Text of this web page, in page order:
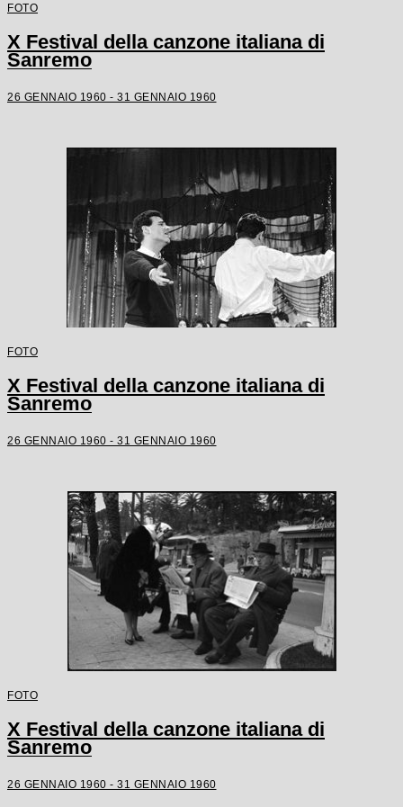
FOTO
X Festival della canzone italiana di
Sanremo
26 GENNAIO 1960 - 31 GENNAIO 1960
FOTO
X Festival della canzone italiana di
Sanremo
26 GENNAIO 1960 - 31 GENNAIO 1960
FOTO
X Festival della canzone italiana di
Sanremo
26 GENNAIO 1960 - 31 GENNAIO 1960